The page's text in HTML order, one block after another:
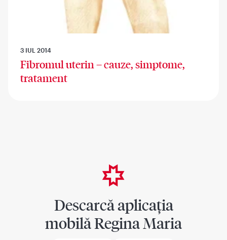
3 IUL 2014
Fibromul uterin – cauze, simptome,
tratament
Descarcă aplicația
mobilă Regina Maria